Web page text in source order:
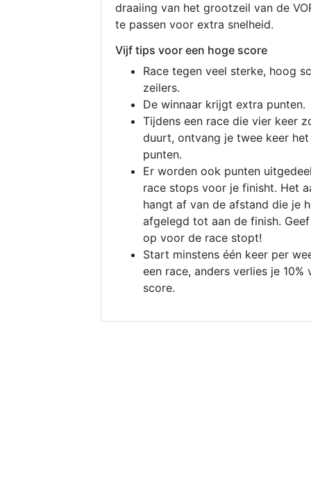
draaiing van het grootzeil van de
te passen voor extra snelheid.
Vijf tips voor een hoge score
Race tegen veel sterke, hoog
zeilers.
De winnaar krijgt extra punten.
Tijdens een race die vier keer
duurt, ontvang je twee keer
punten.
Er worden ook punten
race stops voor je finisht. Het
hangt af van de afstand die je
afgelegd tot aan de finish.
op voor de race stopt!
Start minstens één keer per
een race, anders verlies je 10%
score.